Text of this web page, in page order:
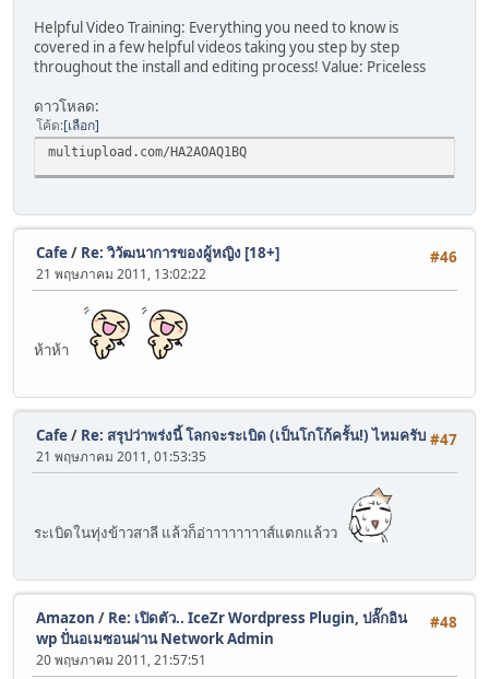
Helpful Video Training: Everything you need to know is
covered in a few helpful videos taking you step by step
throughout the install and editing process! Value: Priceless
ดาวโหลด:
โค้ด เลือก
multiupload.com/HA2AOAQ1BQ
#46
Cafe/ Re: วิวัฒนาการของผู้หญิง [18+]
21 พฤษภาคม 2011, 13:02:22
ห้าห้า
#47
Cafe/ Re: สรุปว่าพร่งนี้ โลกจะระเบิด (เป็นโกโก้ครั้น!) ไหมครับ
21 พฤษภาคม 2011, 01:53:35
ระเบิดในทุ่งข้าวสาลี แล้วก็อ่าาาาาาาาส์แตกแล้วว
#48
Amazon / Re: เปิดตัว.. IceZr Wordpress Plugin, ปลั๊กอิน
wp ปั่นอเมซอนผ่าน Network Admin
20 พฤษภาคม 2011, 21:57:51